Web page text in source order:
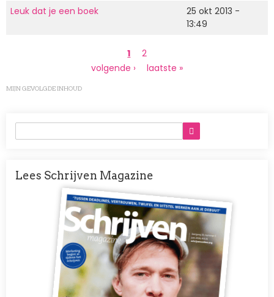
Leuk dat je een boek
25 okt 2013 -
13:49
Huidige
pagina
1 Page
2
Volgende
volgende ›
Laatste
laatste »
MIJN GEVOLGDE INHOUD
Lees Schrijven Magazine
Afbeelding